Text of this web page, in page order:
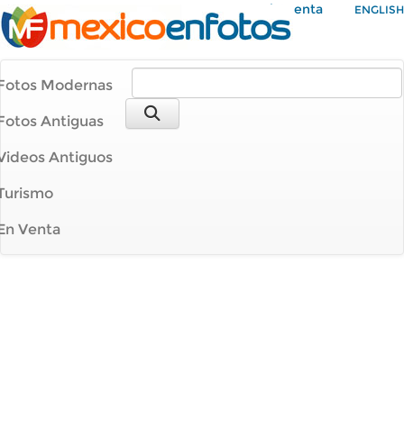
Mi Cuenta ENGLISH
Modernas
Antiguas
Antiguos
Venta